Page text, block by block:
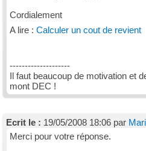
Cordialement
A lire : Calculer un cout de revient
--------------------
Il faut beaucoup de motivation et
mont DEC !
Ecrit le : 19/05/2008 18:06 par
Merci pour votre réponse.